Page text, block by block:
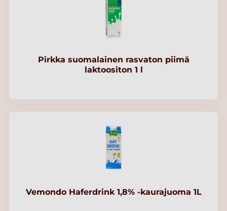
Pirkka suomalainen rasvaton piimä
laktoositon 1 l
Vemondo Haferdrink 1,8% -kaurajuoma 1L